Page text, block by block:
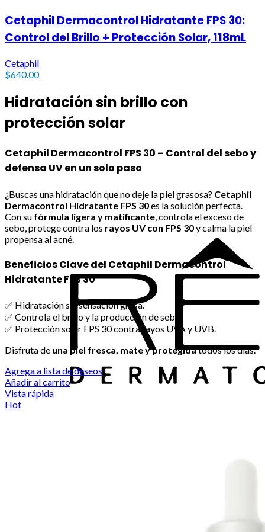
Cetaphil Dermacontrol Hidratante FPS 30:
Control del Brillo + Protección Solar, 118mL
Cetaphil
$640.00
Hidratación sin brillo con
protección solar
Cetaphil Dermacontrol FPS 30 – Control del sebo y
defensa UV en un solo paso
¿Buscas una hidratación que no deje la piel grasosa? Cetaphil
Dermacontrol Hidratante FPS 30es la solución perfecta.
Con su fórmula ligera y matificante , controla el exceso de
sebo, protege contra los rayos UV con FPS 30y calma la piel
propensa al acné.
Beneficios Clave del Cetaphil Dermacontrol
Hidratante FPS 30
✅ Hidratación sin sensación grasa.
✅ Controla el brillo y la producción de sebo.
✅ Protección solar FPS 30 contra rayos UVA y UVB.
Disfruta de una piel fresca, mate y protegidatodos los días.
Agrega a lista de deseos
Añadir al carrito
Vista rápida
Hot